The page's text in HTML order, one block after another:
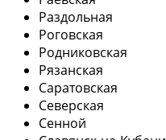
Раздольная
Роговская
Родниковская
Рязанская
Саратовская
Северская
Сенной